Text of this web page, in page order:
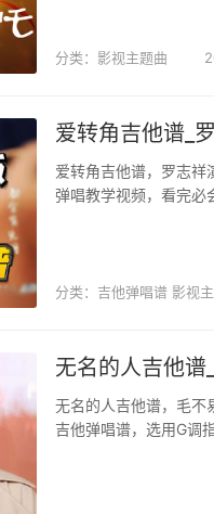
分类： 影视主题曲
爱转角吉他谱_
爱转角吉他谱，罗志祥
弹唱教学视频，看完必
分类： 吉他弹唱谱 影视
无名的人吉他谱
无名的人吉他谱，毛不
吉他弹唱谱，选用G调